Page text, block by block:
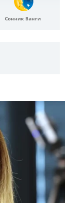
Сонник Ванги